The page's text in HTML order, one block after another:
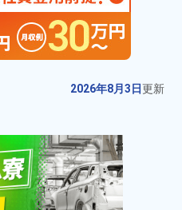
2026年8月3日更新